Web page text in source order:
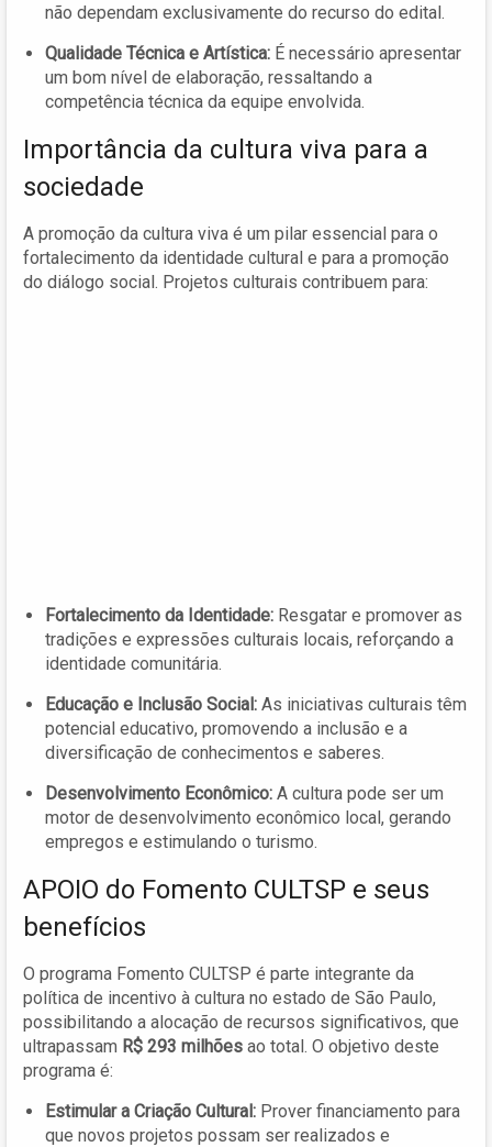
não dependam exclusivamente do recurso do edital.
Qualidade Técnica e Artística: É necessário apresentar
um bom nível de elaboração, ressaltando a
competência técnica da equipe envolvida.
Importância da cultura viva para a
sociedade
A promoção da cultura viva é um pilar essencial para o
fortalecimento da identidade cultural e para a promoção
do diálogo social. Projetos culturais contribuem para:
Fortalecimento da Identidade: Resgatar e promover as
tradições e expressões culturais locais, reforçando a
identidade comunitária.
Educação e Inclusão Social: As iniciativas culturais têm
potencial educativo, promovendo a inclusão e a
diversificação de conhecimentos e saberes.
Desenvolvimento Econômico: A cultura pode ser um
motor de desenvolvimento econômico local, gerando
empregos e estimulando o turismo.
APOIO do Fomento CULTSP e seus
benefícios
O programa Fomento CULTSP é parte integrante da
política de incentivo à cultura no estado de São Paulo,
possibilitando a alocação de recursos significativos, que
ultrapassam R$ 293 milhões ao total. O objetivo deste
programa é:
Estimular a Criação Cultural: Prover financiamento para
que novos projetos possam ser realizados e